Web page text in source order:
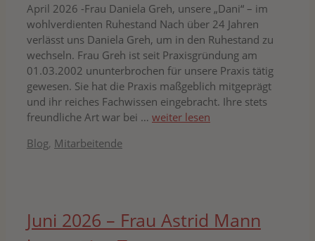
April 2026 -Frau Daniela Greh, unsere „Dani“ – im
wohlverdienten Ruhestand Nach über 24 Jahren
verlässt uns Daniela Greh, um in den Ruhestand zu
wechseln. Frau Greh ist seit Praxisgründung am
01.03.2002 ununterbrochen für unsere Praxis tätig
gewesen. Sie hat die Praxis maßgeblich mitgeprägt
und ihr reiches Fachwissen eingebracht. Ihre stets
freundliche Art war bei … weiter lesen
Kategorien
Blog, Mitarbeitende
Juni 2026 – Frau Astrid Mann